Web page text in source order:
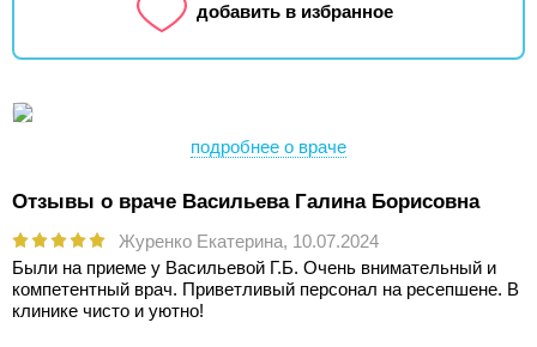
добавить в избранное
подробнее о враче
Отзывы о враче Васильева Галина Борисовна
Журенко Екатерина, 10.07.2024
Были на приеме у Васильевой Г.Б. Очень внимательный и
компетентный врач. Приветливый персонал на ресепшене. В
клинике чисто и уютно!